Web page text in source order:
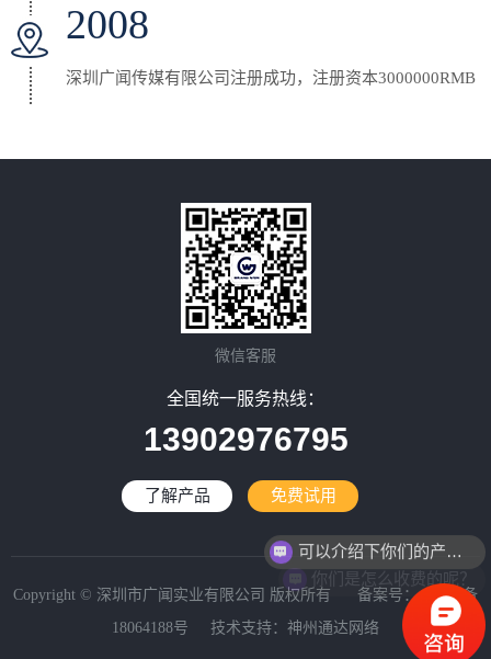
2008
深圳广闻传媒有限公司注册成功，注册资本3000000RMB
微信客服
全国统一服务热线：
13902976795
了解产品 免费试用
Copyright © 深圳市广闻实业有限公司 版权所有 备案号：粤ICP备
18064188号 技术支持： 神州通达网络
可以介绍下你们的产品么？
你们是怎么收费的呢？